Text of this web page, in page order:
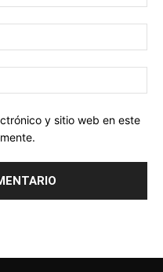
y sitio web en este